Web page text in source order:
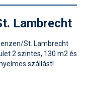
Lambrecht
St. Lambrecht
2 szintes, 130 m2 és
szállást!